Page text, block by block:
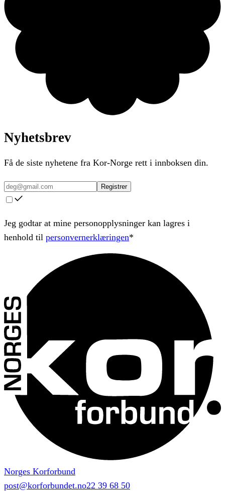
Nyhetsbrev
Få de siste nyhetene fra Kor-Norge rett i innboksen din.
Registrer
Jeg godtar at mine personopplysninger kan lagres i
henhold til personvernerklæringen*
Norges Korforbund
post@korforbundet.no22 39 68 50